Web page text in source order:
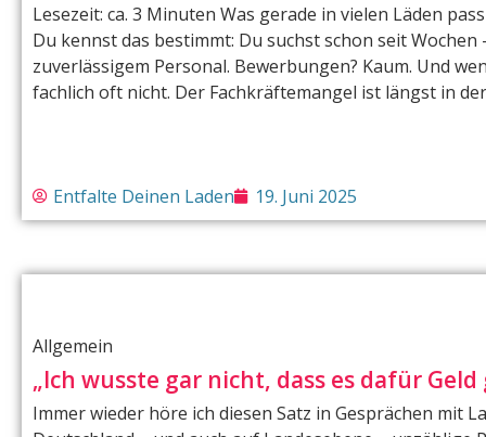
Lesezeit: ca. 3 Minuten Was gerade in vielen Läden
Du kennst das bestimmt: Du suchst schon seit
zuverlässigem Personal. Bewerbungen? Kaum. Und
fachlich oft nicht. Der Fachkräftemangel ist längst in
Entfalte Deinen Laden 19. Juni 2025
Allgemein
„Ich wusste gar nicht, dass es dafür Geld
Immer wieder höre ich diesen Satz in Gesprächen mit